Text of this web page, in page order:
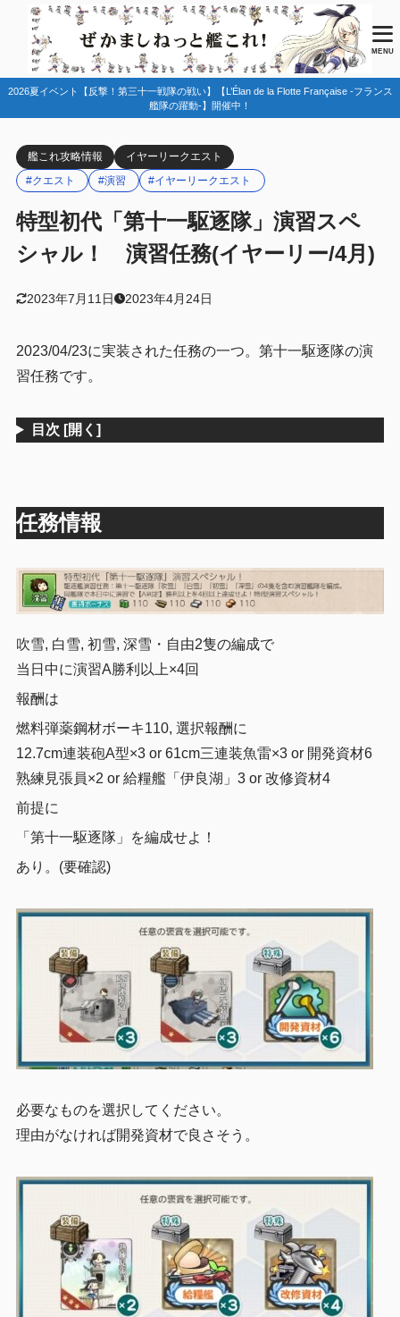
MENU
2026夏イベント【反撃！第三十一戦隊の戦い】【L’Élan de la Flotte Française -フランス
艦隊の躍動-】開催中！
艦これ攻略情報
イヤーリークエスト
#クエスト
#演習 #イヤーリークエスト
特型初代「第十一駆逐隊」演習スペ
シャル！ 演習任務(イヤーリー/4月)
2023年7月11日 2023年4月24日
2023/04/23に実装された任務の一つ。第十一駆逐隊の演
習任務です。
目次 [開く]
任務情報
吹雪, 白雪, 初雪, 深雪・自由2隻の編成で
当日中に演習A勝利以上×4回
報酬は
燃料弾薬鋼材ボーキ110, 選択報酬に
12.7cm連装砲A型×3 or 61cm三連装魚雷×3 or 開発資材6
熟練見張員×2 or 給糧艦「伊良湖」3 or 改修資材4
前提に
「第十一駆逐隊」を編成せよ！
あり。(要確認)
必要なものを選択してください。
理由がなければ開発資材で良さそう。
目次
1
2 まとめ